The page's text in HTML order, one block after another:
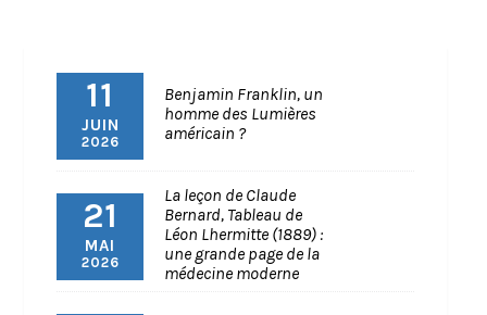
11
JUIN
2026
Benjamin Franklin, un
homme des Lumières
américain ?
21
MAI
2026
La leçon de Claude
Bernard, Tableau de
Léon Lhermitte (1889) :
une grande page de la
médecine moderne